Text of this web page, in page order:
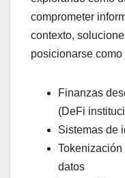
comprometer
contexto,
posicionarse
Finanzas
(DeFi
Sistemas de
datos